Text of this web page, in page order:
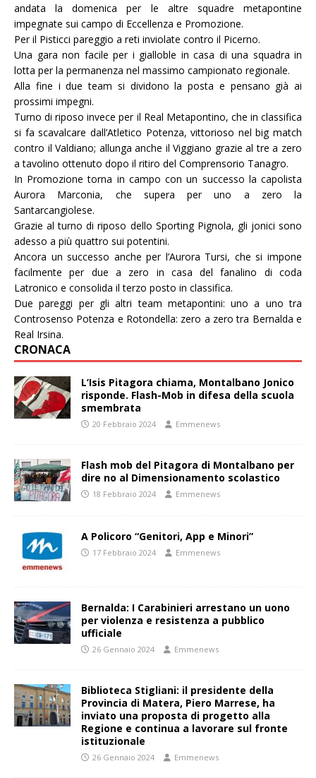
andata la domenica per le altre squadre metapontine
impegnate sui campo di Eccellenza e Promozione.
Per il Pisticci pareggio a reti inviolate contro il Picerno.
Una gara non facile per i gialloble in casa di una squadra in
lotta per la permanenza nel massimo campionato regionale.
Alla fine i due team si dividono la posta e pensano già ai
prossimi impegni.
Turno di riposo invece per il Real Metapontino, che in classifica
si fa scavalcare dall’Atletico Potenza, vittorioso nel big match
contro il Valdiano; allunga anche il Viggiano grazie al tre a zero
a tavolino ottenuto dopo il ritiro del Comprensorio Tanagro.
In Promozione torna in campo con un successo la capolista
Aurora Marconia, che supera per uno a zero la
Santarcangiolese.
Grazie al turno di riposo dello Sporting Pignola, gli jonici sono
adesso a più quattro sui potentini.
Ancora un successo anche per l’Aurora Tursi, che si impone
facilmente per due a zero in casa del fanalino di coda
Latronico e consolida il terzo posto in classifica.
Due pareggi per gli altri team metapontini: uno a uno tra
Controsenso Potenza e Rotondella: zero a zero tra Bernalda e
Real Irsina.
CRONACA
L’Isis Pitagora chiama, Montalbano Jonico
risponde. Flash-Mob in difesa della scuola
smembrata
20 Febbraio 2024 Emmenews
Flash mob del Pitagora di Montalbano per
dire no al Dimensionamento scolastico
18 Febbraio 2024 Emmenews
A Policoro “Genitori, App e Minori”
17 Febbraio 2024 Emmenews
Bernalda: I Carabinieri arrestano un uono
per violenza e resistenza a pubblico
ufficiale
26 Gennaio 2024 Emmenews
Biblioteca Stigliani: il presidente della
Provincia di Matera, Piero Marrese, ha
inviato una proposta di progetto alla
Regione e continua a lavorare sul fronte
istituzionale
26 Gennaio 2024 Emmenews